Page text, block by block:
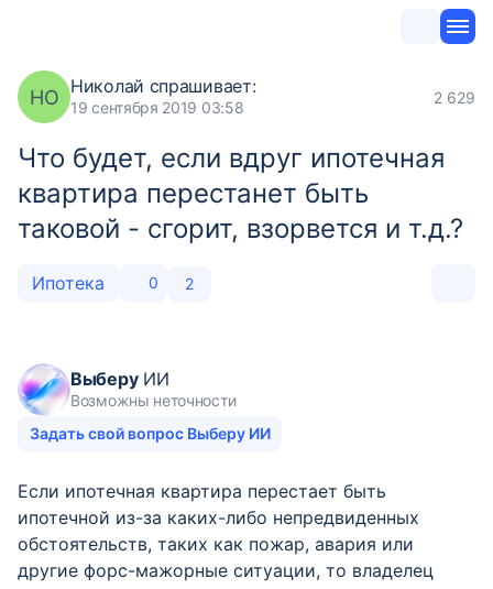
НО Николай спрашивает:
19 сентября 2019 03:58
2 629
Что будет, если вдруг ипотечная
квартира перестанет быть
таковой - сгорит, взорвется и т.д.?
Ипотека 0 2
ВыберуИИ
Возможны неточности
Задать свой вопрос Выберу ИИ
Если ипотечная квартира перестает быть
ипотечной из-за каких-либо непредвиденных
обстоятельств, таких как пожар, авария или
другие форс-мажорные ситуации, то владелец